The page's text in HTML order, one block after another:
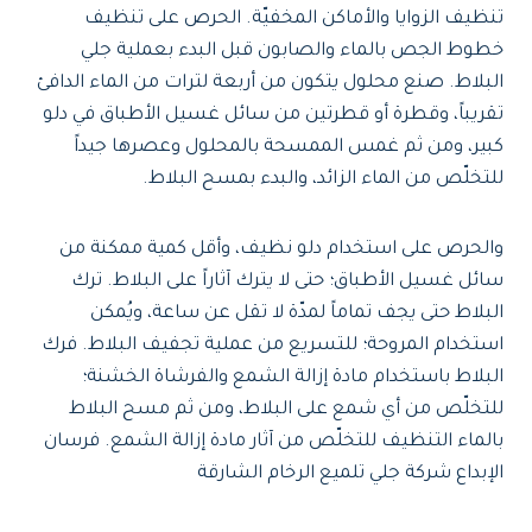
تنظيف الزوايا والأماكن المخفيّة. الحرص على تنظيف
خطوط الجص بالماء والصابون قبل البدء بعملية جلي
البلاط. صنع محلول يتكون من أربعة لترات من الماء الدافئ
تقريباً، وقطرة أو قطرتين من سائل غسيل الأطباق في دلو
كبير، ومن ثم غمس الممسحة بالمحلول وعصرها جيداً
للتخلّص من الماء الزائد، والبدء بمسح البلاط.
والحرص على استخدام دلو نظيف، وأقل كمية ممكنة من
سائل غسيل الأطباق؛ حتى لا يترك آثاراً على البلاط. ترك
البلاط حتى يجف تماماً لمدّة لا تقل عن ساعة، ويُمكن
استخدام المروحة؛ للتسريع من عملية تجفيف البلاط. فرك
البلاط باستخدام مادة إزالة الشمع والفرشاة الخشنة؛
للتخلّص من أي شمع على البلاط، ومن ثم مسح البلاط
بالماء التنظيف للتخلّص من آثار مادة إزالة الشمع. فرسان
الإبداع شركة جلي تلميع الرخام الشارقة